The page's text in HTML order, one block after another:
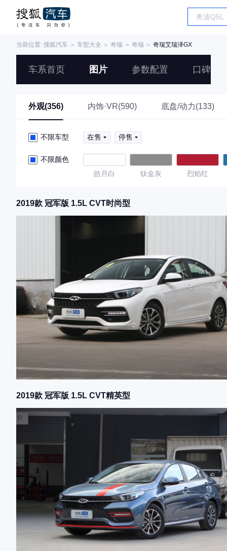
当前位置: 搜狐汽车 ＞ 车型大全 ＞ 奇瑞 ＞ 奇瑞 ＞ 奇瑞艾瑞泽GX
车系首页 图片 参数配置 口碑
外观(356) 内饰·VR(590) 底盘/动力(133)
不限车型 在售 停售
不限颜色
皓月白
钛金灰 烈焰红
2019款 冠军版 1.5L CVT时尚型
2019款 冠军版 1.5L CVT精英型